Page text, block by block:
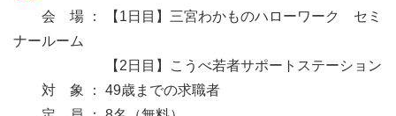
会 場 ： 【1日目】三宮わかものハローワーク セミ
ナールーム
【2日目】こうべ若者サポートステーション
対 象 ： 49歳までの求職者